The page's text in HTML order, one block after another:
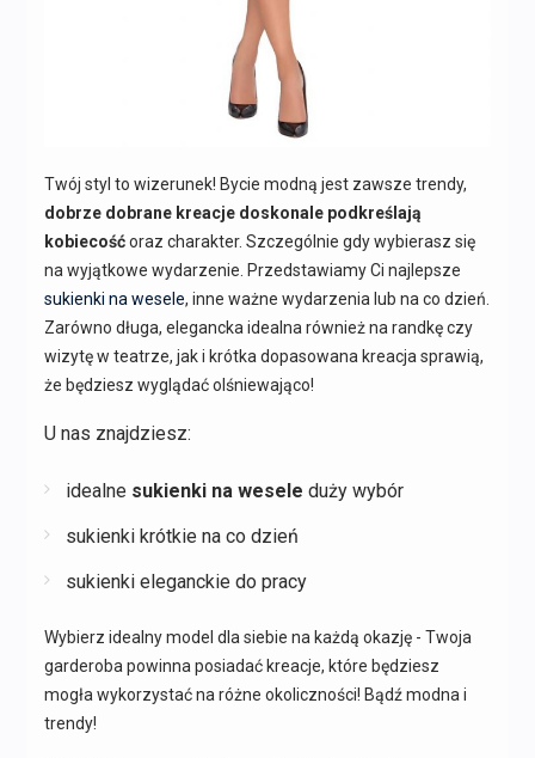
Twój styl to wizerunek! Bycie modną jest zawsze trendy,
dobrze dobrane kreacje doskonale podkreślają
kobiecośćoraz charakter. Szczególnie gdy wybierasz się
na wyjątkowe wydarzenie. Przedstawiamy Ci najlepsze
sukienki na wesele, inne ważne wydarzenia lub na co dzień.
Zarówno długa, elegancka idealna również na randkę czy
wizytę w teatrze, jak i krótka dopasowana kreacja sprawią,
że będziesz wyglądać olśniewająco!
U nas znajdziesz:
idealne sukienki na wesele duży wybór
sukienki krótkie na co dzień
sukienki eleganckie do pracy
Wybierz idealny model dla siebie na każdą okazję - Twoja
garderoba powinna posiadać kreacje, które będziesz
mogła wykorzystać na różne okoliczności! Bądź modna i
trendy!